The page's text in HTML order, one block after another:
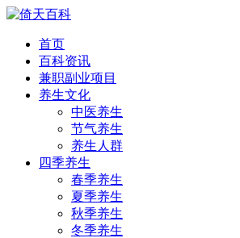
首页
百科资讯
兼职副业项目
养生文化
中医养生
节气养生
养生人群
四季养生
春季养生
夏季养生
秋季养生
冬季养生